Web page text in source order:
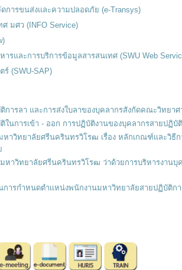
การขนส่งและความปลอดภัย (e-Transys)
มศว (INFO Service)
รและการบริการข้อมูลสารสนเทศ (SWU Web
(SWU-SAP)
การลา และการส่งใบลาของบุคลากรสังกัดคณะวิทยาศ
ในการเข้า - ออก การปฏิบัติงานของบุคลากรสายปฏิบั
หาวิทยาลัยศรีนครินทรวิโรฒ เรื่อง หลักเกณฑ์เเละวิธี
หาวิทยาลัยศรีนครินทรวิโรฒ ว่าด้วยการบริหารงาน
การกำหนดตำเเหน่งพนักงานมหาวิทยาลัยสายปฏิบัติก